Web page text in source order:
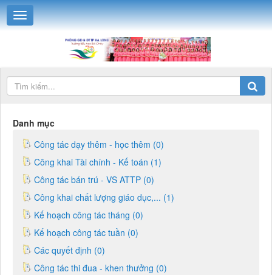
Danh mục
Công tác dạy thêm - học thêm (0)
Công khai Tài chính - Kế toán (1)
Công tác bán trú - VS ATTP (0)
Công khai chất lượng giáo dục,... (1)
Kế hoạch công tác tháng (0)
Kế hoạch công tác tuần (0)
Các quyết định (0)
Công tác thi đua - khen thưởng (0)